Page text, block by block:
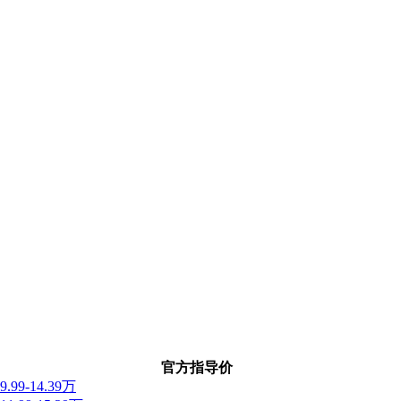
官方指导价
9.99-14.39万